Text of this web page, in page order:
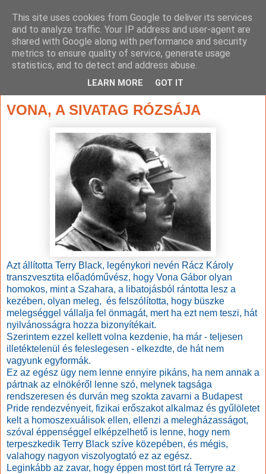
VONA, A SIVATAG RÓZSÁJA
Azt állította Terry Black, legénykori nevén Rácz Károly
transzvesztita előadóművész, hogy Vona Gábor olyan
homokos, mint a Szahara, a libatojásból rántotta lesz a
kezében, olyan meleg, és felszólította, hogy büszke
melegséggel vállalja fel önmagát, mert ha ezt nem teszi, hát
nyilvánosságra hozza bizonyítékait.
Szerintem ezzel kellett volna kezdenie, ha már - teljesen
illetéktelenül és feleslegesen - elkezdte, de hát nem
vagyunk egyformák.
Ez az egész ügy nem lenne ennyire pikáns, ha nem annak a
pártnak az elnökéről lenne szó, melynek tagsága
rendszeresen és durván meg szokta zavarni a Budapest
Pride rendezvényeit, fizikai erőszakot alkalmaz és gyűlöletet
kelt a homoszexuálisok ellen, ellenzi a melegházasságot,
szóval éppenséggel elképzelhető is lenne, hogy nem
terpeszkedik Terry Black szíve közepében, és mégis,
valahogy nagyon viszolyogtató ez az egész.
Leginkább az zavar, hogy éppen most tört rá Terryre az
This site uses cookies from Google to deliver its services
and to analyze traffic. Your IP address and user-agent are
shared with Google along with performance and security
metrics to ensure quality of service, generate usage
statistics, and to detect and address abuse.
LEARN MORE GOT IT